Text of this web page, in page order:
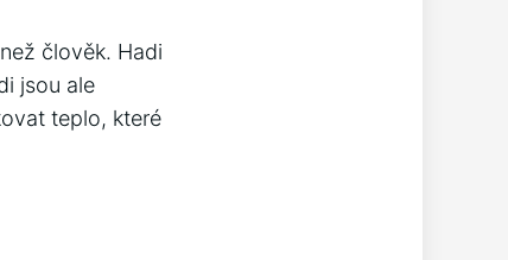
člověk. Hadi
jsou ale
teplo, které